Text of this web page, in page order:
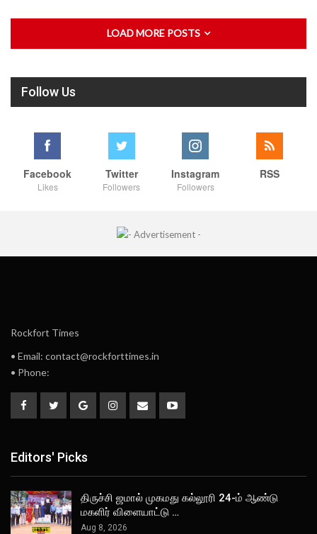
LOAD MORE POSTS
Follow Us
Facebook
Likes
Twitter
Followers
Instagram
Followers
RSS
Rockfort Times
• Email: contact@rockforttimes.in
• Phone:
Editors' Picks
திருச்சி ஜமால் முகமது கல்லூரி 24-ம் ஆண்டு
மகளிர் விளையாட்டு …
Aug 8, 2026